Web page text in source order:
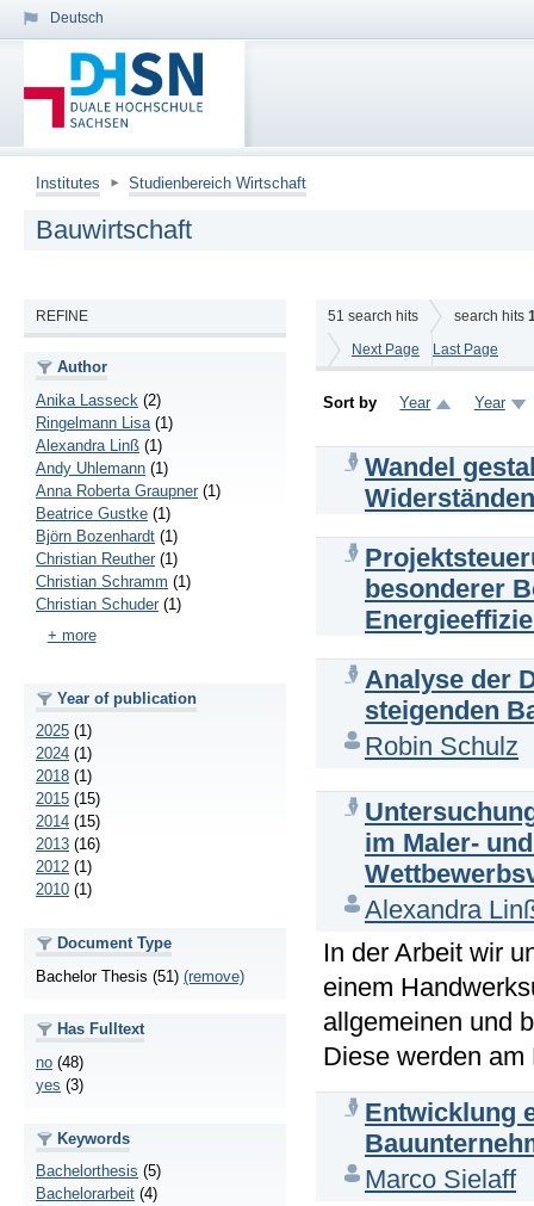
Deutsch
Institutes Studienbereich Wirtschaft
Bauwirtschaft
REFINE
Author
Anika Lasseck (2)
Ringelmann Lisa (1)
Alexandra Linß (1)
Andy Uhlemann (1)
Anna Roberta Graupner (1)
Beatrice Gustke (1)
Björn Bozenhardt (1)
Christian Reuther (1)
Christian Schramm (1)
Christian Schuder (1)
+ more
Year of publication
2025 (1)
2024 (1)
2018 (1)
2015 (15)
2014 (15)
2013 (16)
2012 (1)
2010 (1)
Document Type
Bachelor Thesis (51) (remove)
Has Fulltext
no (48)
yes (3)
Keywords
Bachelorthesis (5)
Bachelorarbeit (4)
51 search hits search hits
Next Page
Last Page
Sort by Year Year
Wandel
besonderer
Analyse der
steigenden
Robin Schulz
im Maler-
Alexandra
In der Arbeit wir
einem
allgemeinen und
Diese werden
Entwicklung
Marco Sielaff